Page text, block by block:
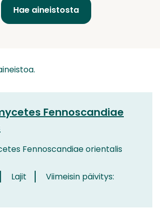
Fennoscandiae
Fennoscandiae orientalis
Lajit
Viimeisin päivitys: